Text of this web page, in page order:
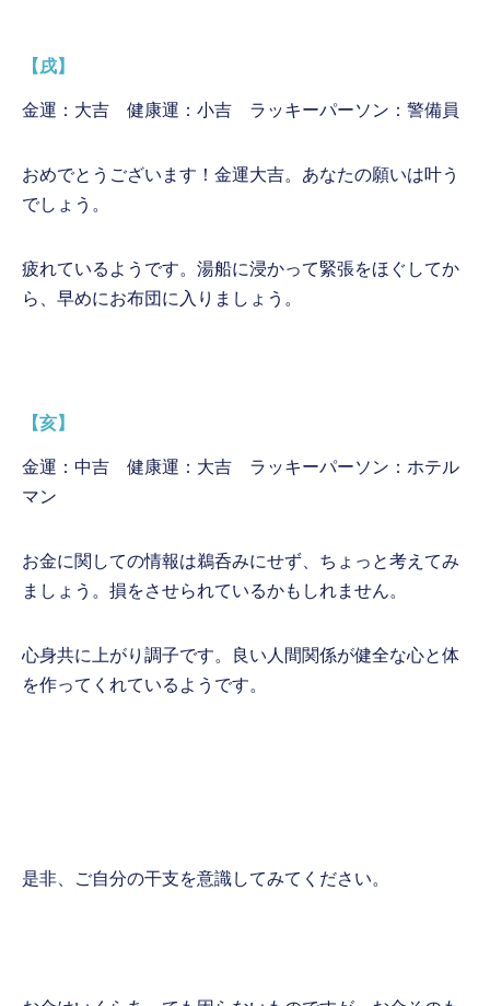
【戌】
金運：大吉 健康運：小吉 ラッキーパーソン：警備員
おめでとうございます！金運大吉。あなたの願いは叶う
でしょう。
疲れているようです。湯船に浸かって緊張をほぐしてか
ら、早めにお布団に入りましょう。
【亥】
金運：中吉 健康運：大吉 ラッキーパーソン：ホテル
マン
お金に関しての情報は鵜呑みにせず、ちょっと考えてみ
ましょう。損をさせられているかもしれません。
心身共に上がり調子です。良い人間関係が健全な心と体
を作ってくれているようです。
是非、ご自分の干支を意識してみてください。